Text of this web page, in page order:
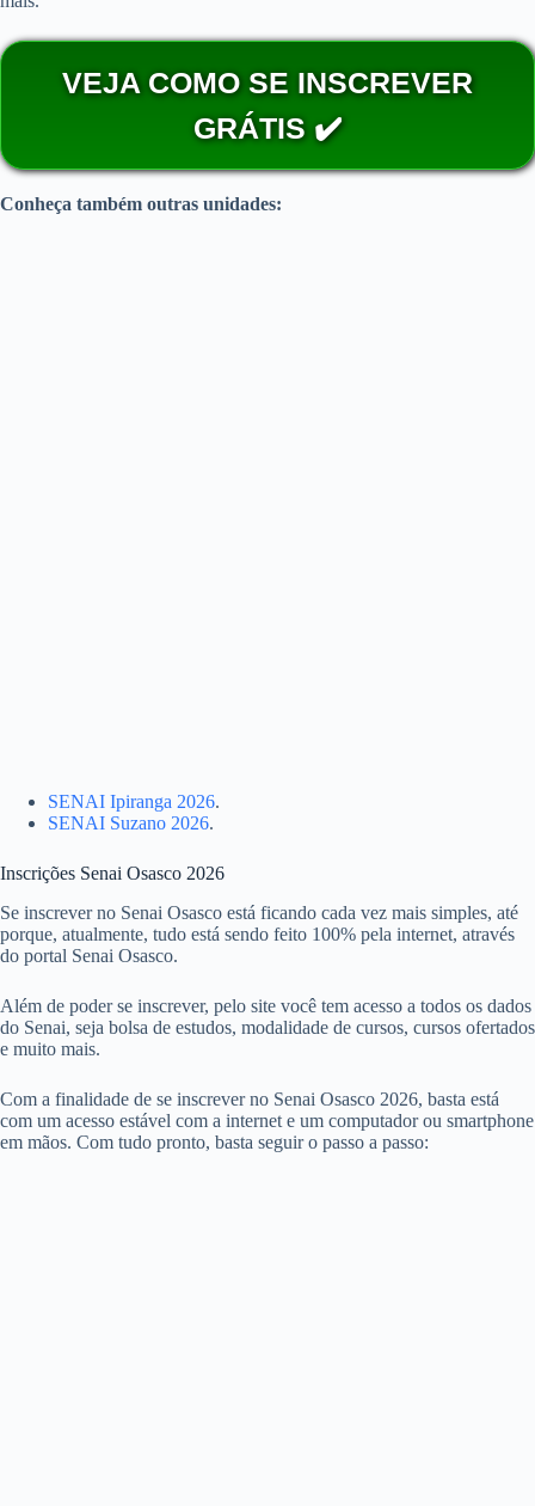
VEJA COMO SE INSCREVER
GRÁTIS ✔️
Conheça também outras unidades:
SENAI Ipiranga 2026.
SENAI Suzano 2026.
Inscrições Senai Osasco 2026
Se inscrever no Senai Osasco está ficando cada vez mais simples, até
porque, atualmente, tudo está sendo feito 100% pela internet, através
do portal Senai Osasco.
Além de poder se inscrever, pelo site você tem acesso a todos os dados
do Senai, seja bolsa de estudos, modalidade de cursos, cursos ofertados
e muito mais.
Com a finalidade de se inscrever no Senai Osasco 2026, basta está
com um acesso estável com a internet e um computador ou smartphone
em mãos. Com tudo pronto, basta seguir o passo a passo: